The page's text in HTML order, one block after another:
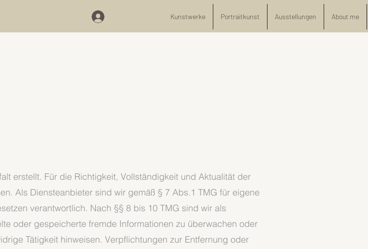
Kunstwerke Portraitkunst Ausstellungen About me
erstellt. Für die Richtigkeit, Vollständigkeit und Aktualität der
Als Diensteanbieter sind wir gemäß § 7 Abs.1 TMG für eigene
verantwortlich. Nach §§ 8 bis 10 TMG sind wir als
oder gespeicherte fremde Informationen zu überwachen oder
Tätigkeit hinweisen. Verpflichtungen zur Entfernung oder